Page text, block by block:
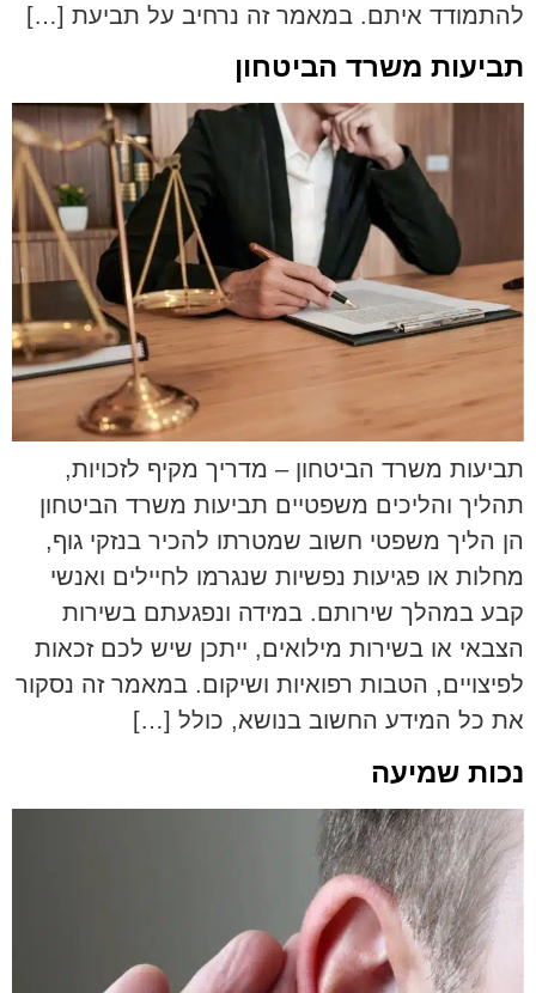
להתמודד איתם. במאמר זה נרחיב על תביעת […]
תביעות משרד הביטחון
תביעות משרד הביטחון – מדריך מקיף לזכויות,
תהליך והליכים משפטיים תביעות משרד הביטחון
הן הליך משפטי חשוב שמטרתו להכיר בנזקי גוף,
מחלות או פגיעות נפשיות שנגרמו לחיילים ואנשי
קבע במהלך שירותם. במידה ונפגעתם בשירות
הצבאי או בשירות מילואים, ייתכן שיש לכם זכאות
לפיצויים, הטבות רפואיות ושיקום. במאמר זה נסקור
את כל המידע החשוב בנושא, כולל […]
נכות שמיעה